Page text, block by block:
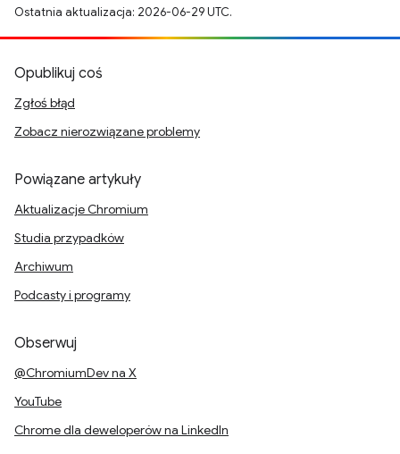
Ostatnia aktualizacja: 2026-06-29 UTC.
Opublikuj coś
Zgłoś błąd
Zobacz nierozwiązane problemy
Powiązane artykuły
Aktualizacje Chromium
Studia przypadków
Archiwum
Podcasty i programy
Obserwuj
@ChromiumDev na X
YouTube
Chrome dla deweloperów na LinkedIn